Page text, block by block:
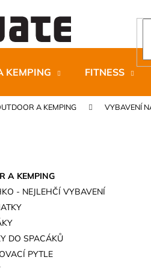
KEMPING FITNESS
A KEMPING VYBAVENÍ
A KEMPING
- NEJLEHČÍ VYBAVENÍ
DO SPACÁKŮ
PYTLE
GEL 100 ML